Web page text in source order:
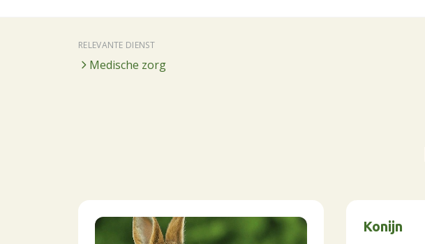
RELEVANTE DIENST
Medische zorg
Konijn